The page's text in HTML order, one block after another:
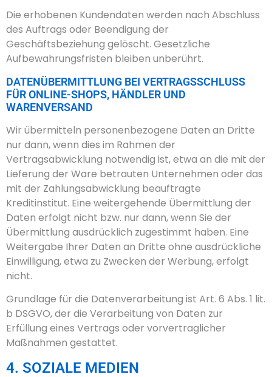
Die erhobenen Kundendaten werden nach Abschluss
des Auftrags oder Beendigung der
Geschäftsbeziehung gelöscht. Gesetzliche
Aufbewahrungsfristen bleiben unberührt.
DATENÜBERMITTLUNG BEI VERTRAGSSCHLUSS
FÜR ONLINE-SHOPS, HÄNDLER UND
WARENVERSAND
Wir übermitteln personenbezogene Daten an Dritte
nur dann, wenn dies im Rahmen der
Vertragsabwicklung notwendig ist, etwa an die mit der
Lieferung der Ware betrauten Unternehmen oder das
mit der Zahlungsabwicklung beauftragte
Kreditinstitut. Eine weitergehende Übermittlung der
Daten erfolgt nicht bzw. nur dann, wenn Sie der
Übermittlung ausdrücklich zugestimmt haben. Eine
Weitergabe Ihrer Daten an Dritte ohne ausdrückliche
Einwilligung, etwa zu Zwecken der Werbung, erfolgt
nicht.
Grundlage für die Datenverarbeitung ist Art. 6 Abs. 1 lit.
b DSGVO, der die Verarbeitung von Daten zur
Erfüllung eines Vertrags oder vorvertraglicher
Maßnahmen gestattet.
4. SOZIALE MEDIEN